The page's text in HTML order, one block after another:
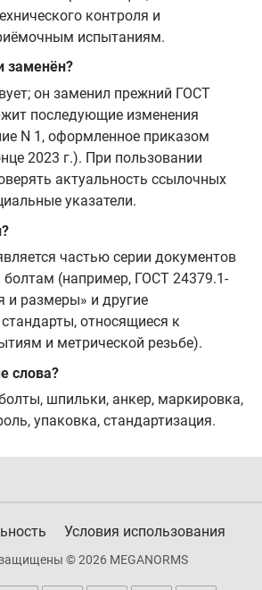
контроля и
испытаниям.
заменён?
он заменил прежний ГОСТ
последующие изменения
N 1, оформленное приказом
2023 г.). При пользовании
актуальность ссылочных
указатели.
частью серии документов
(например, ГОСТ 24379.1-
и размеры» и другие
относящиеся к
и метрической резьбе).
слова?
шпильки, анкер, маркировка,
упаковка, стандартизация.
Условия использования
© 2026 MEGANORMS